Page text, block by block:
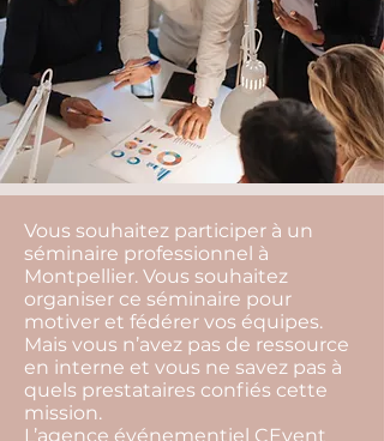
Vous souhaitez participer à un
séminaire professionnel à
Montpellier. Vous souhaitez
organiser ce séminaire pour
motiver et fédérer vos équipes.
Mais vous n’avez pas de ressource
en interne et vous ne savez pas à
quels prestataires confiés cette
mission.
L’agence événementiel CEvent